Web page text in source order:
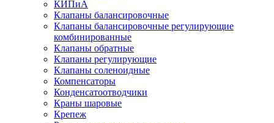
КИПиА
Клапаны балансировочные
Клапаны балансировочные регулирующие
комбинированные
Клапаны обратные
Клапаны регулирующие
Клапаны соленоидные
Компенсаторы
Конденсатоотводчики
Краны шаровые
Крепеж